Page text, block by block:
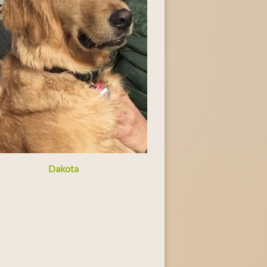
Dakota